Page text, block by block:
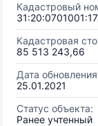
Кадастровый
Кадастровая
85 513 243,66
Дата
25.01.2021
Статус объекта:
Ранее учтенный